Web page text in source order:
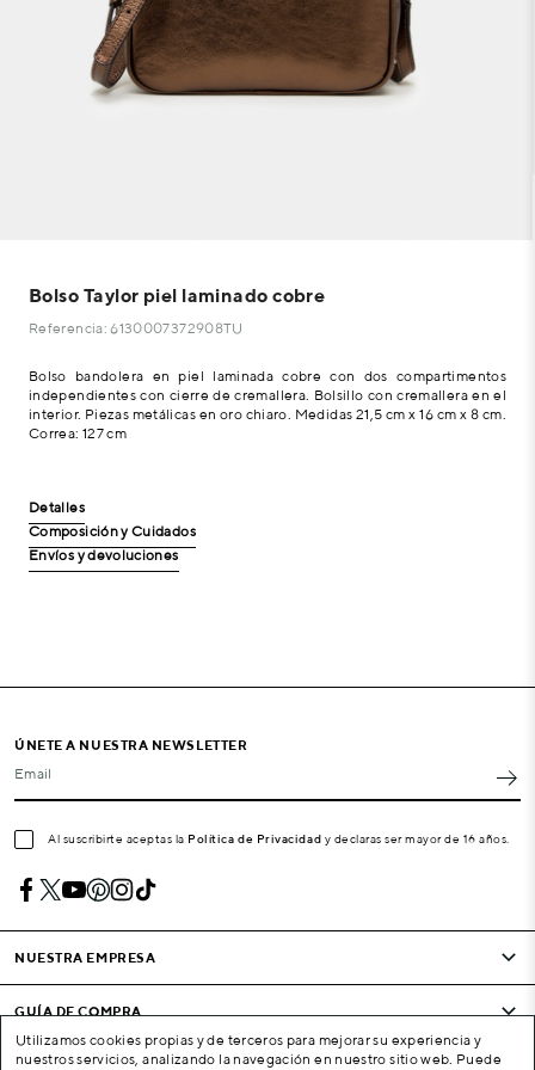
Bolso Taylor piel laminado cobre
Referencia: 6130007372908TU
Bolso bandolera en piel laminada cobre con dos compartimentos
independientes con cierre de cremallera. Bolsillo con cremallera en el
interior. Piezas metálicas en oro chiaro. Medidas 21,5 cm x 16 cm x 8 cm.
Correa: 127 cm
Detalles
Composición y Cuidados
Envíos y devoluciones
ÚNETE A NUESTRA NEWSLETTER
Email
Al suscribirte aceptas la Política de Privacidad y declaras ser mayor de 16 años.
NUESTRA EMPRESA
GUÍA DE COMPRA
CONDICIONES Y EMPRESA
Utilizamos cookies propias y de terceros para mejorar su experiencia y
nuestros servicios, analizando la navegación en nuestro sitio web. Puede